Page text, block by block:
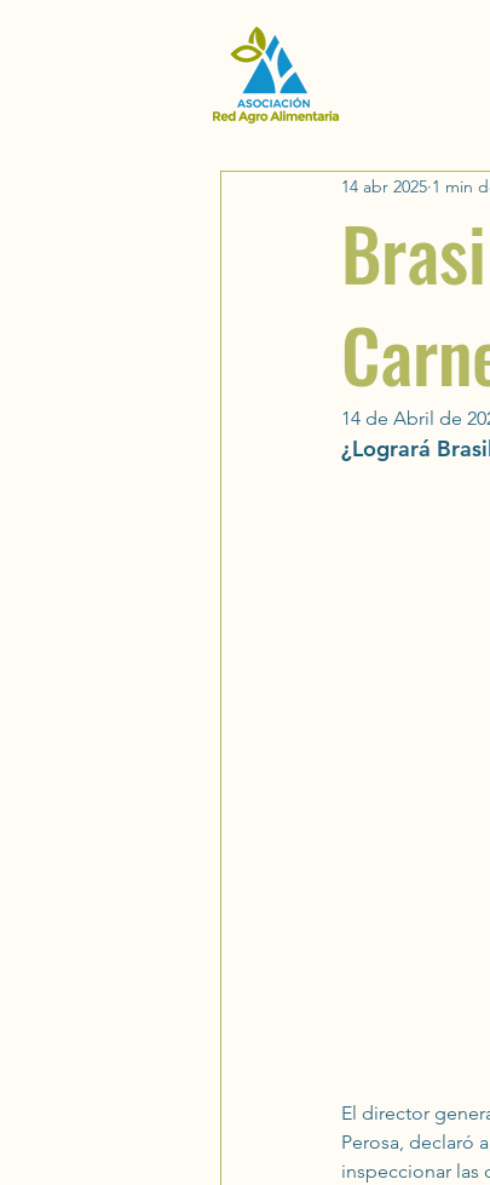
14 abr 2025 1 min
14 de Abril de
¿Logrará
El director
Perosa, declaró
inspeccionar las